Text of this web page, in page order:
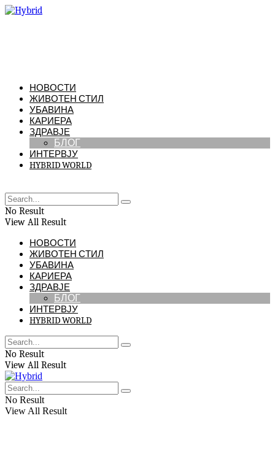
НОВОСТИ
ЖИВОТЕН СТИЛ
УБАВИНА
КАРИЕРА
ЗДРАВЈЕ
БЛОГ
ИНТЕРВЈУ
HYBRID WORLD
No Result
View All Result
НОВОСТИ
ЖИВОТЕН СТИЛ
УБАВИНА
КАРИЕРА
ЗДРАВЈЕ
БЛОГ
ИНТЕРВЈУ
HYBRID WORLD
No Result
View All Result
No Result
View All Result